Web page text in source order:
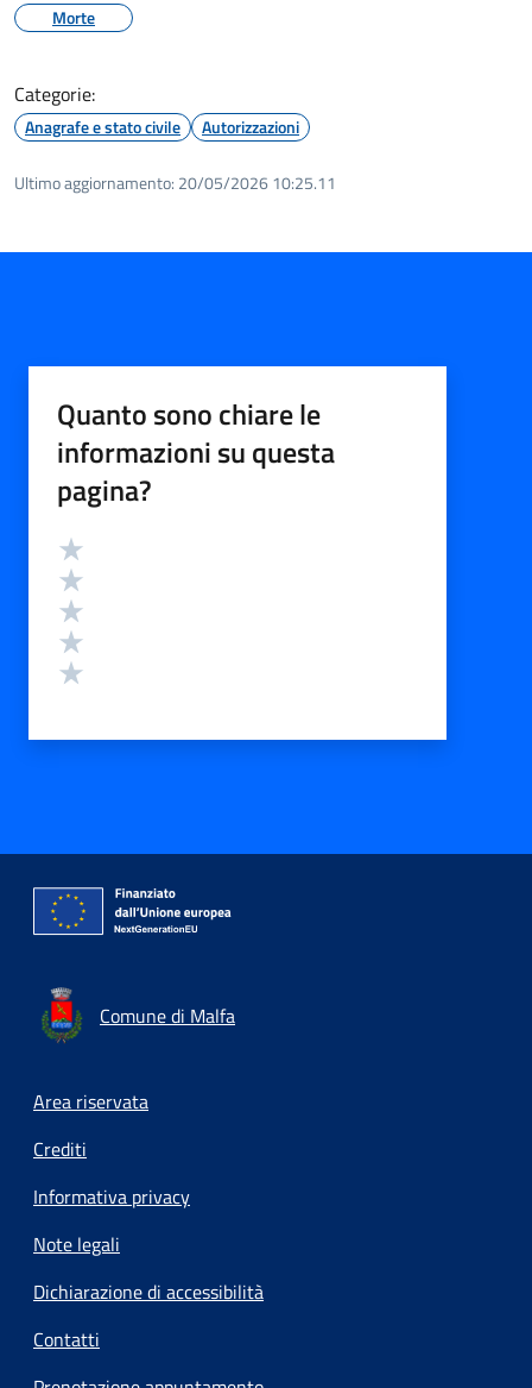
Morte
Categorie:
Anagrafe e stato civile Autorizzazioni
Ultimo aggiornamento: 20/05/2026 10:25.11
Quanto sono chiare le
informazioni su questa
pagina?
Valutazione
Comune di Malfa
Footer menu
Area riservata
Crediti
Informativa privacy
Note legali
Dichiarazione di accessibilità
Contatti